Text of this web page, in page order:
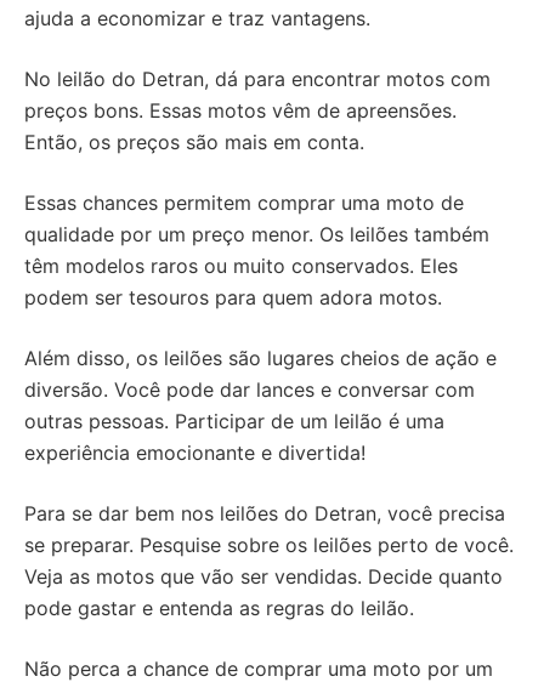
ajuda a economizar e traz vantagens.
No leilão do Detran, dá para encontrar motos com
preços bons. Essas motos vêm de apreensões.
Então, os preços são mais em conta.
Essas chances permitem comprar uma moto de
qualidade por um preço menor. Os leilões também
têm modelos raros ou muito conservados. Eles
podem ser tesouros para quem adora motos.
Além disso, os leilões são lugares cheios de ação e
diversão. Você pode dar lances e conversar com
outras pessoas. Participar de um leilão é uma
experiência emocionante e divertida!
Para se dar bem nos leilões do Detran, você precisa
se preparar. Pesquise sobre os leilões perto de você.
Veja as motos que vão ser vendidas. Decide quanto
pode gastar e entenda as regras do leilão.
Não perca a chance de comprar uma moto por um